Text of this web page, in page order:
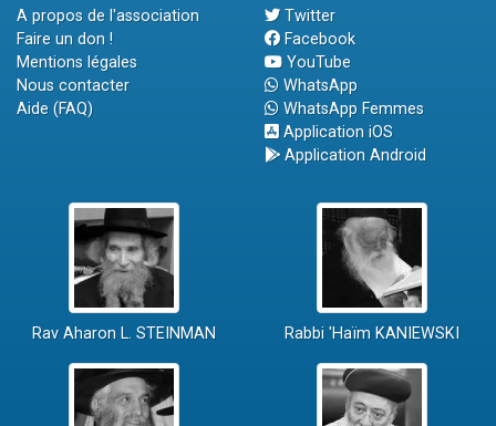
A propos de l'association
Faire un don !
Mentions légales
Nous contacter
Aide (FAQ)
Twitter
Facebook
YouTube
WhatsApp
WhatsApp Femmes
Application iOS
Application Android
Rav Aharon L. STEINMAN Rabbi 'Haïm KANIEWSKI